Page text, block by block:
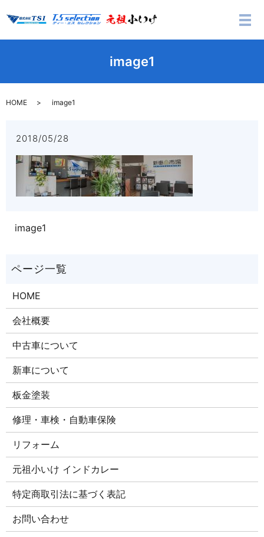
メ
image1
HOME image1
2018/05/28
image1
HOME
会社概要
中古車について
新車について
板金塗装
修理・車検・自動車保険
リフォーム
元祖小いけ インドカレー
特定商取引法に基づく表記
お問い合わせ